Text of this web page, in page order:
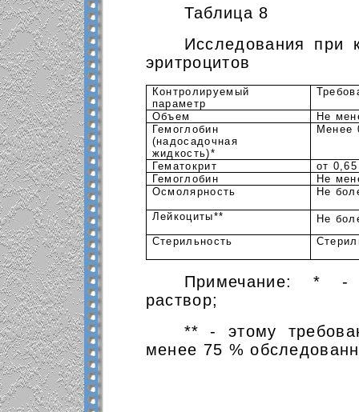
Таблица 8
Исследования при
эритроцитов
Контролируемый
параметр
Объем
Не
Гемоглобин
(надосадочная
жидкость)*
Менее
Гематокрит
от
Гемоглобин
Не
Осмолярность
Не
Лейкоциты**
Не
Стерильность
Примечание: * -
раствор;
** - этому
менее 75 %